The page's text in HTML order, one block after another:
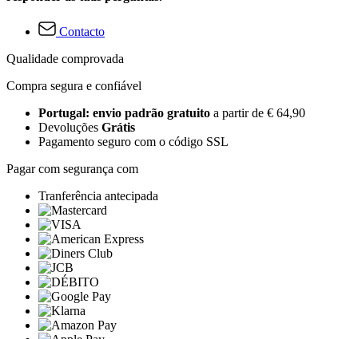
Contacto
Qualidade comprovada
Compra segura e confiável
Portugal: envio padrão gratuito a partir de € 64,90
Devoluções Grátis
Pagamento seguro com o código SSL
Pagar com segurança com
Tranferência antecipada